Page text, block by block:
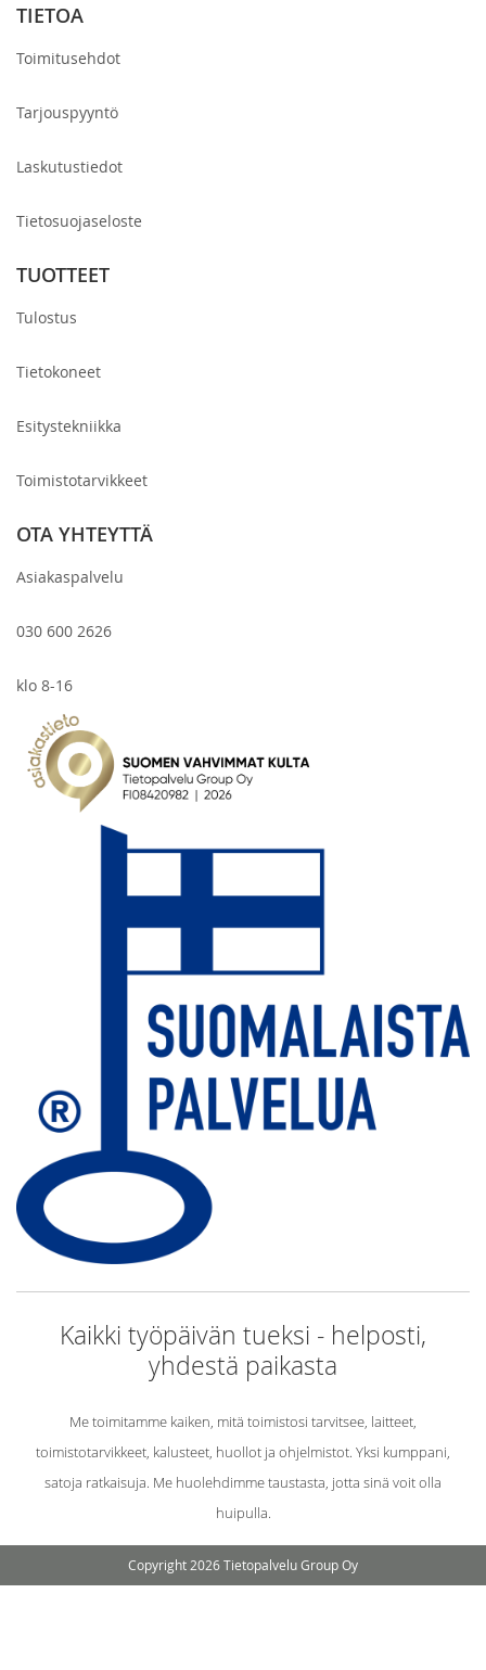
TIETOA
Toimitusehdot
Tarjouspyyntö
Laskutustiedot
Tietosuojaseloste
TUOTTEET
Tulostus
Tietokoneet
Esitystekniikka
Toimistotarvikkeet
OTA YHTEYTTÄ
Asiakaspalvelu
030 600 2626
klo 8-16
Kaikki työpäivän tueksi - helposti,
yhdestä paikasta
Me toimitamme kaiken, mitä toimistosi tarvitsee, laitteet,
toimistotarvikkeet, kalusteet, huollot ja ohjelmistot. Yksi kumppani,
satoja ratkaisuja. Me huolehdimme taustasta, jotta sinä voit olla
huipulla.
Copyright 2026 Tietopalvelu Group Oy